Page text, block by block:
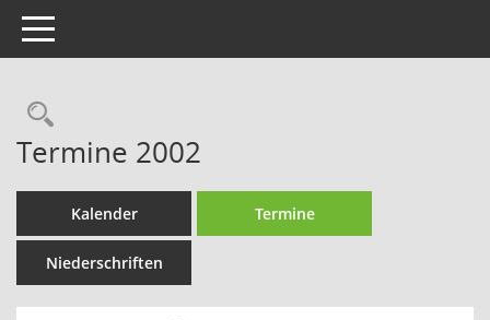
Toggle navigation
Rechercheauswahl
Termine 2002
Kalender Termine
Niederschriften